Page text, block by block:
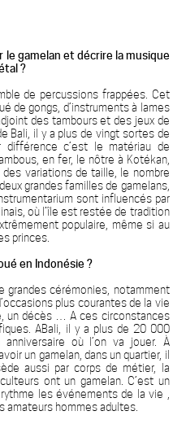
le gamelan et décrire la musique
?
de percussions frappées. Cet
de gongs, d’instruments à lames
des tambours et des jeux de
Bali, il y a plus de vingt sortes de
c’est le matériau de
en fer, le nôtre à Kotékan,
des variations de taille, le nombre
grandes familles de gamelans,
sont influencés par
où l’île est restée de tradition
populaire, même si au
princes.
en Indonésie ?
grandes cérémonies, notamment
plus courantes de la vie
un décès … A ces circonstances
ABali, il y a plus de 20 000
où l’on va jouer. À
un gamelan, dans un quartier, il
aussi par corps de métier, la
ont un gamelan. C’est un
les événements de la vie ,
hommes adultes.